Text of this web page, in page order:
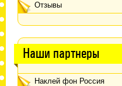
Отзывы
Наши партнеры
Наклей фон Россия